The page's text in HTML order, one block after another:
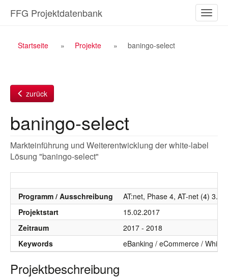
Inhalt
ein-/
FFG Projektdatenbank
Breadcrumb
Startseite Projekte baningo-select
zurück
baningo-select
Markteinführung und Weiterentwicklung der white-label
Lösung "baningo-select"
Programm / Ausschreibung
AT:net, Phase 4, AT-net (4) 3.
Projektstart
15.02.2017
Zeitraum
2017 - 2018
Keywords
eBanking / eCommerce / White
Projektbeschreibung